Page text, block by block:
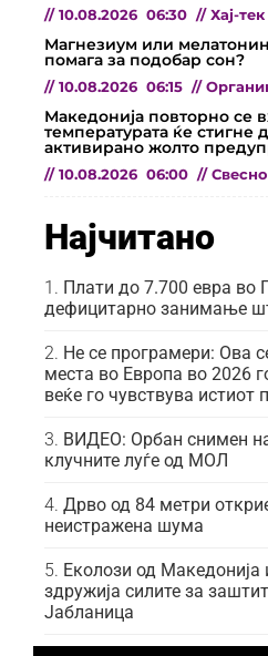
// 10.08.2026 06:30 // Хај-тек
Магнезиум или
помага за подобар сон?
// 10.08.2026 06:15 //
Македонија повторно се
температурата ќе стигне
активирано жолто
// 10.08.2026 06:00 // Свесно
Најчитано
Плати до 7.700 евра во
дефицитарно занимање
Не се програмери: Ова
места во Европа во 2026
веќе го чувствува истиот
ВИДЕО: Орбан снимен
клучните луѓе од МОЛ
Дрво од 84 метри
неистражена шума
Еколози од Македонија
здружија силите за
Јабланица